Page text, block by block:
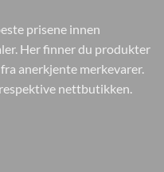
prisene innen
Her finner du produkter
anerkjente merkevarer.
nettbutikken.